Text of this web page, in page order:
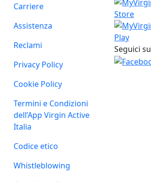
Carriere
Assistenza
Reclami
Privacy Policy
Cookie Policy
Termini e Condizioni
dell’App Virgin Active
Italia
Codice etico
Whistleblowing
Seguici su